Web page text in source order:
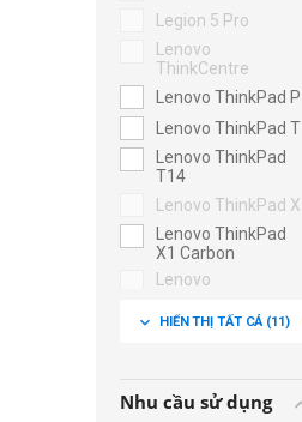
Legion 5 Pro
Lenovo
ThinkCentre
Lenovo ThinkPad P
Lenovo ThinkPad T
Lenovo ThinkPad
T14
Lenovo ThinkPad X
Lenovo ThinkPad
X1 Carbon
Lenovo
Lenovo ThinkVision
expand_more HIỂN THỊ TẤT CẢ (11)
Nhu cầu sử dụng